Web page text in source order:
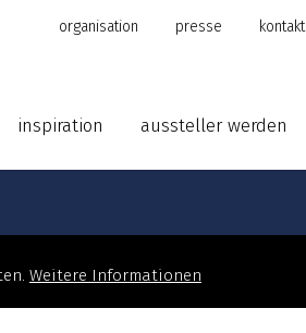
organisation presse kontakt
inspiration aussteller werden
Weitere Informationen